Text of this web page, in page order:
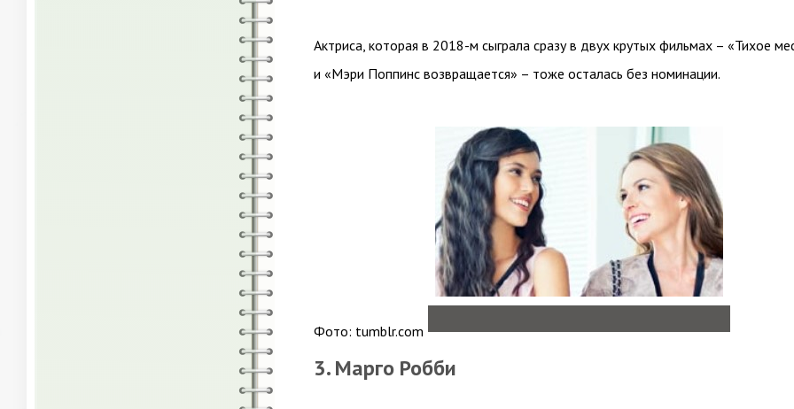
Актриса, которая в 2018-м сыграла сразу в двух крутых фильмах – «Тихое
и «Мэри Поппинс возвращается» – тоже осталась без номинации.
Фото: tumblr.com
3. Марго Робби